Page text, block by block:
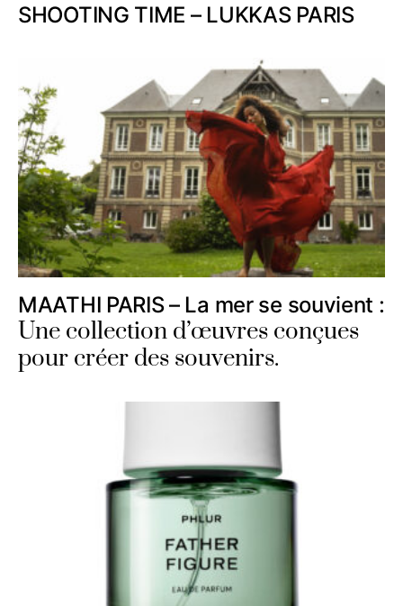
SHOOTING TIME – LUKKAS PARIS
MAATHI PARIS – La mer se souvient :
Une collection d’œuvres conçues
pour créer des souvenirs.